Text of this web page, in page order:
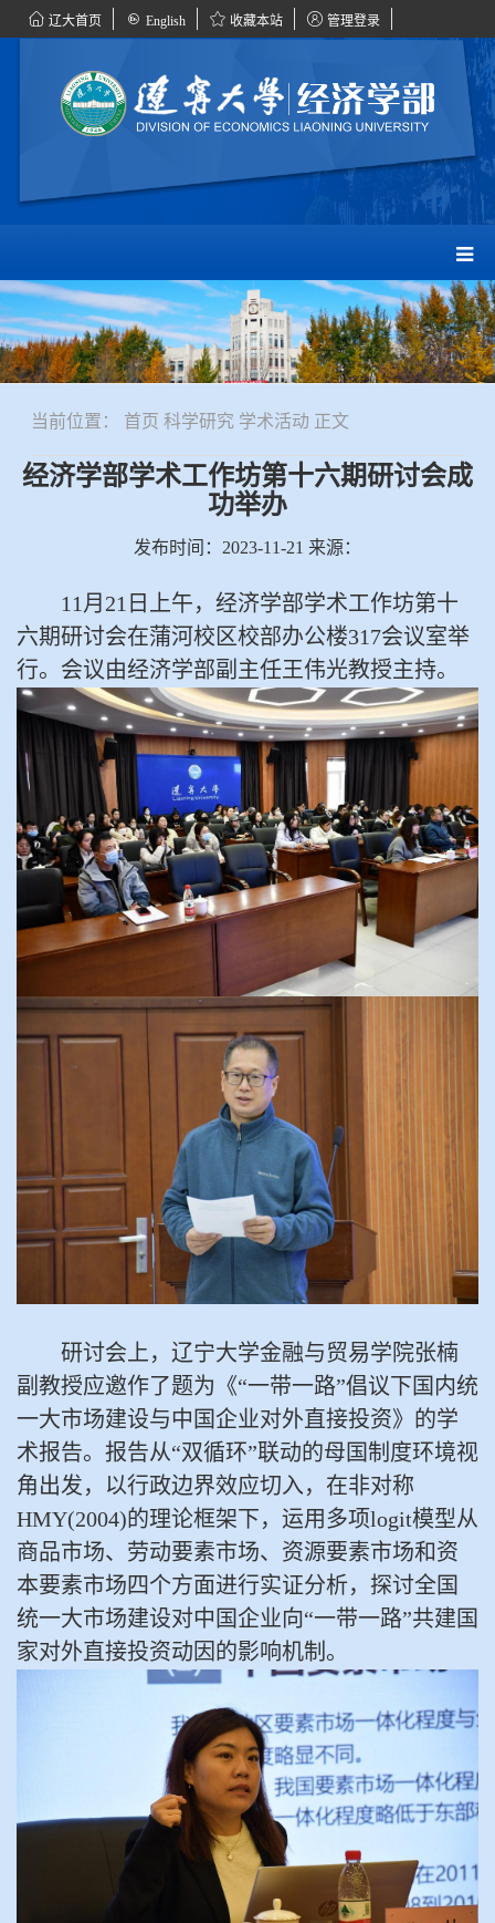
辽大首页 English 收藏本站 管理登录
当前位置： 首页 科学研究 学术活动 正文
经济学部学术工作坊第十六期研讨会成
功举办
发布时间：2023-11-21 来源：
11月 21 日上午，经济学部学术工作坊第十
六期研讨会在蒲河校区校部办公楼317会议室举
行。会议由经济学部副主任王伟光教授主持。
研讨会上，辽宁大学金融与贸易学院张楠
副教授应邀作了题为《“一带一路”倡议下国内统
一大市场建设与中国企业对外直接投资》的学
术报告。报告从“双循环”联动的母国制度环境视
角出发，以行政边界效应切入，在非对称
HMY(2004)的理论框架下，运用多项logit模型从
商品市场、劳动要素市场、资源要素市场和资
本要素市场四个方面进行实证分析，探讨全国
统一大市场建设对中国企业向“一带一路”共建国
家对外直接投资动因的影响机制。